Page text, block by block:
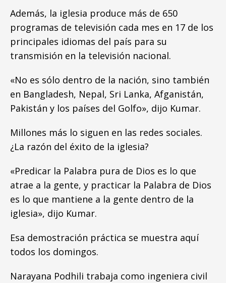
Además, la iglesia produce más de 650
programas de televisión cada mes en 17 de los
principales idiomas del país para su
transmisión en la televisión nacional.
«No es sólo dentro de la nación, sino también
en Bangladesh, Nepal, Sri Lanka, Afganistán,
Pakistán y los países del Golfo», dijo Kumar.
Millones más lo siguen en las redes sociales.
¿La razón del éxito de la iglesia?
«Predicar la Palabra pura de Dios es lo que
atrae a la gente, y practicar la Palabra de Dios
es lo que mantiene a la gente dentro de la
iglesia», dijo Kumar.
Esa demostración práctica se muestra aquí
todos los domingos.
Narayana Podhili trabaja como ingeniera civil